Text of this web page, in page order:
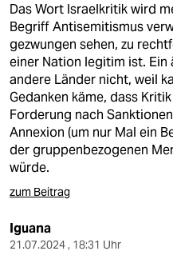
Das Wort Israelkritik wird
Begriff Antisemitismus
gezwungen sehen, zu
einer Nation legitim ist.
andere Länder nicht, weil
Gedanken käme, dass
Forderung nach
Annexion (um nur Mal ein
der gruppenbezogenen
würde.
zum Beitrag
Iguana
21.07.2024 , 18:31 Uhr